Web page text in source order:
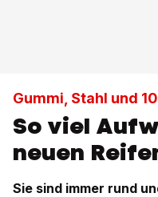
Gummi, Stahl und
So viel
neuen
Sie sind immer rund